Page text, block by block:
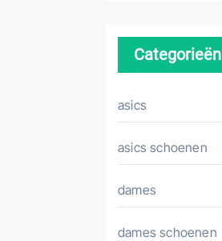
Categorieën
asics
asics schoenen
dames
dames schoenen